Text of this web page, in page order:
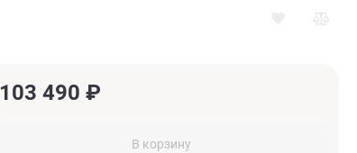
103 490 ₽
В корзину